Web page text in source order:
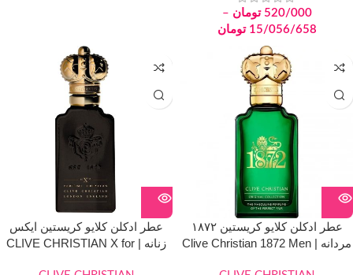
520/000 تومان –
15/056/658 تومان
عطر ادکلن کلایو کریستین ۱۸۷۲
مردانه | Clive Christian 1872 Men
عطر ادکلن کلایو کریستین ایکس
زنانه | CLIVE CHRISTIAN X for